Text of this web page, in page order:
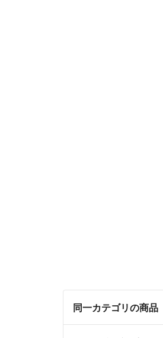
同一カテゴリの商品